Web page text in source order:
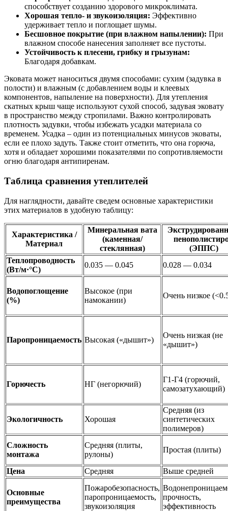
способствует созданию здорового микроклимата.
Хорошая тепло- и звукоизоляция: Эффективно
удерживает тепло и поглощает шумы.
Бесшовное покрытие (при влажном напылении): При
влажном способе нанесения заполняет все пустоты.
Устойчивость к плесени, грибку и грызунам:
Благодаря добавкам.
Эковата может наноситься двумя способами: сухим (задувка в
полости) и влажным (с добавлением воды и клеевых
компонентов, напыление на поверхности). Для утепления
скатных крыш чаще используют сухой способ, задувая эковату
в пространство между стропилами. Важно контролировать
плотность задувки, чтобы избежать усадки материала со
временем. Усадка – один из потенциальных минусов эковаты,
если ее плохо задуть. Также стоит отметить, что она горюча,
хотя и обладает хорошими показателями по сопротивляемости
огню благодаря антипиренам.
Таблица сравнения утеплителей
Для наглядности, давайте сведем основные характеристики
этих материалов в удобную таблицу:
Характеристика /
Материал
Минеральная вата
(каменная/
стеклянная)
(ЭППС)
Теплопроводность
(Вт/м·°C)
0.035 — 0.045 0.028 — 0.034
Водопоглощение
(%)
Высокое (при
намокании)
Очень низкое
Паропроницаемость Высокая («дышит»)
Очень низкая (не
«дышит»)
Горючесть НГ (негорючий)
Г1-Г4 (горючий,
самозатухающий)
Экологичность Хорошая
Средняя (из
синтетических
полимеров)
Сложность
монтажа
Средняя (плиты,
рулоны)
Простая (плиты)
Цена Средняя Выше средней
Основные
преимущества
Пожаробезопасность,
паропроницаемость,
звукоизоляция
прочность,
эффективность